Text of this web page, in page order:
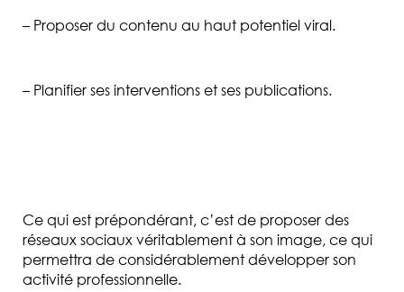
– Proposer du contenu au haut potentiel viral.
– Planifier ses interventions et ses publications.
Ce qui est prépondérant, c’est de proposer des
réseaux sociaux véritablement à son image, ce qui
permettra de considérablement développer son
activité professionnelle.